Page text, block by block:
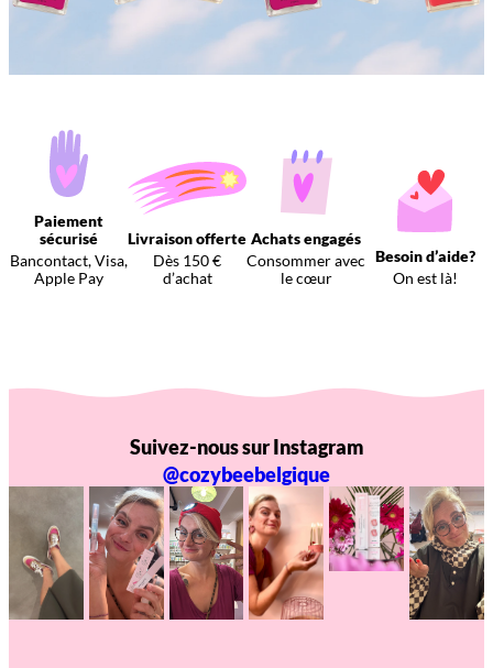
Paiement
sécurisé
Bancontact, Visa,
Apple Pay
Livraison offerte
Dès 150 €
d’achat
Achats engagés
Consommer avec
le cœur
Besoin d’aide?
On est là!
Suivez-nous sur Instagram
@cozybeebelgique